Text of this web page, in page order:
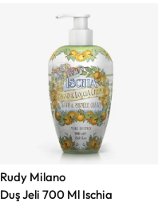
Rudy Milano
Duş Jeli 700 Ml Ischia